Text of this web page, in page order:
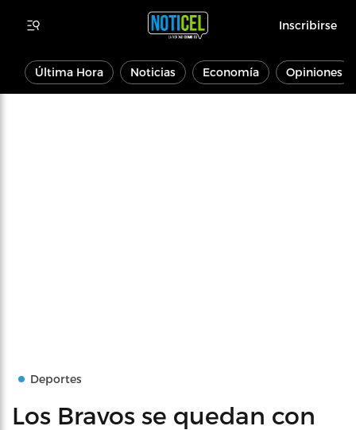
Inscribirse
Última Hora Noticias Economía Opiniones
Deportes
Los Bravos se quedan con